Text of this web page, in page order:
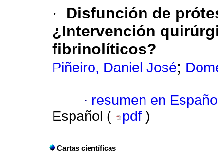
·
Disfunción de
¿Intervención
fibrinolíticos?
Piñeiro, Daniel José;
· resumen en
Español (
pdf )
Cartas científicas